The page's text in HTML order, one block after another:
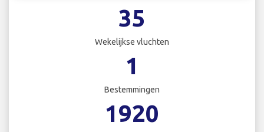
35
Wekelijkse vluchten
1
Bestemmingen
1920